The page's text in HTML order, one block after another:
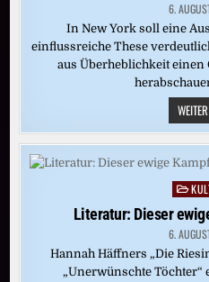
6.
In New York soll eine
einflussreiche These
aus Überheblichkeit einen
Posted
Literatur: Dieser
6.
Hannah Häffners „Die
„Unerwünschte